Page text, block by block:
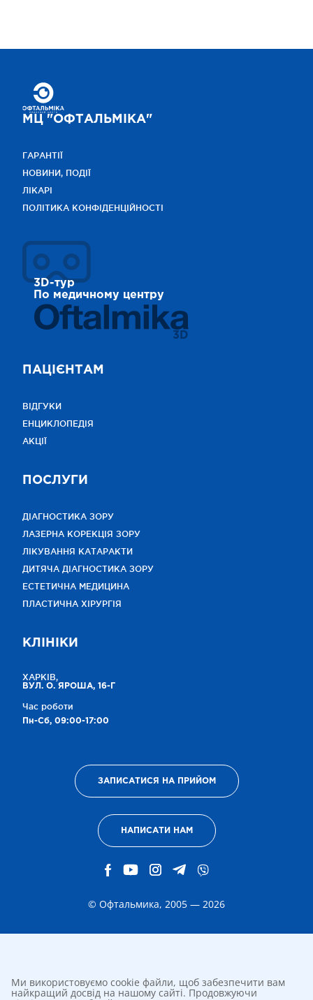
МЦ "ОФТАЛЬМІКА"
ГАРАНТІЇ
НОВИНИ, ПОДІЇ
ЛІКАРІ
ПОЛІТИКА КОНФІДЕНЦІЙНОСТІ
3D-тур
По медичному центру
3D
ПАЦІЄНТАМ
ВІДГУКИ
ЕНЦИКЛОПЕДІЯ
АКЦІЇ
ПОСЛУГИ
ДІАГНОСТИКА ЗОРУ
ЛАЗЕРНА КОРЕКЦІЯ ЗОРУ
ЛІКУВАННЯ КАТАРАКТИ
ДИТЯЧА ДІАГНОСТИКА ЗОРУ
ЕСТЕТИЧНА МЕДИЦИНА
ПЛАСТИЧНА ХІРУРГІЯ
КЛІНІКИ
ХАРКІВ,
ВУЛ. О. ЯРОША, 16-Г
Час роботи
Пн-Сб, 09:00-17:00
ЗАПИСАТИСЯ НА ПРИЙОМ
НАПИСАТИ НАМ
© Офтальмика, 2005 — 2026
Ми використовуємо cookie файли, щоб забезпечити вам
найкращий досвід на нашому сайті. Продовжуючи